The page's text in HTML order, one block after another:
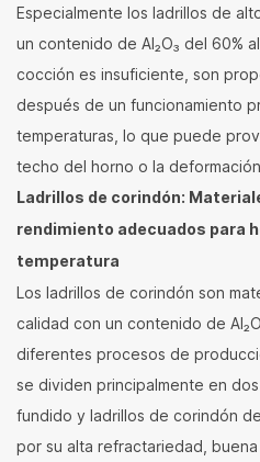
Especialmente los ladrillos de
un contenido de Al₂O₃ del 60%
cocción es insuficiente, son
después de un funcionamiento
temperaturas, lo que puede
techo del horno o la
Ladrillos de corindón:
rendimiento adecuados para
temperatura
Los ladrillos de corindón son
calidad con un contenido de
diferentes procesos de
se dividen principalmente en
fundido y ladrillos de corindón
por su alta refractariedad,